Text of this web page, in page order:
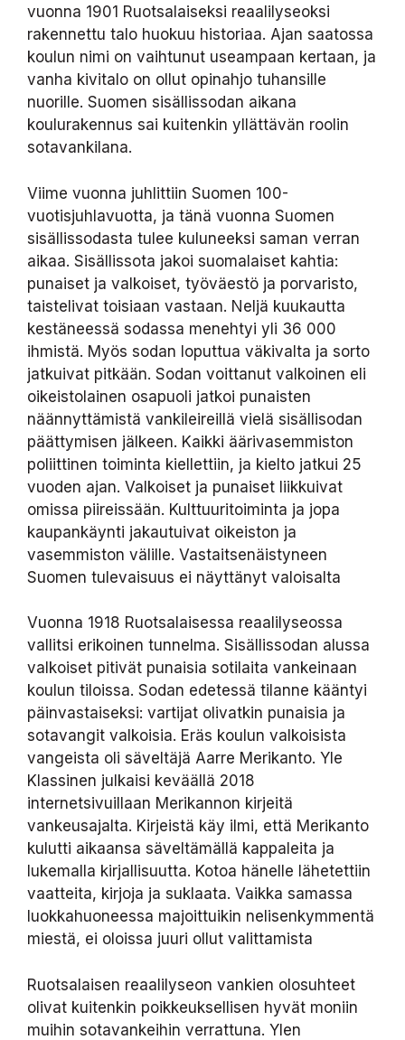
vuonna 1901 Ruotsalaiseksi reaalilyseoksi
rakennettu talo huokuu historiaa. Ajan saatossa
koulun nimi on vaihtunut useampaan kertaan, ja
vanha kivitalo on ollut opinahjo tuhansille
nuorille. Suomen sisällissodan aikana
koulurakennus sai kuitenkin yllättävän roolin
sotavankilana.
Viime vuonna juhlittiin Suomen 100-
vuotisjuhlavuotta, ja tänä vuonna Suomen
sisällissodasta tulee kuluneeksi saman verran
aikaa. Sisällissota jakoi suomalaiset kahtia:
punaiset ja valkoiset, työväestö ja porvaristo,
taistelivat toisiaan vastaan. Neljä kuukautta
kestäneessä sodassa menehtyi yli 36 000
ihmistä. Myös sodan loputtua väkivalta ja sorto
jatkuivat pitkään. Sodan voittanut valkoinen eli
oikeistolainen osapuoli jatkoi punaisten
näännyttämistä vankileireillä vielä sisällisodan
päättymisen jälkeen. Kaikki äärivasemmiston
poliittinen toiminta kiellettiin, ja kielto jatkui 25
vuoden ajan. Valkoiset ja punaiset liikkuivat
omissa piireissään. Kulttuuritoiminta ja jopa
kaupankäynti jakautuivat oikeiston ja
vasemmiston välille. Vastaitsenäistyneen
Suomen tulevaisuus ei näyttänyt valoisalta
Vuonna 1918 Ruotsalaisessa reaalilyseossa
vallitsi erikoinen tunnelma. Sisällissodan alussa
valkoiset pitivät punaisia sotilaita vankeinaan
koulun tiloissa. Sodan edetessä tilanne kääntyi
päinvastaiseksi: vartijat olivatkin punaisia ja
sotavangit valkoisia. Eräs koulun valkoisista
vangeista oli säveltäjä Aarre Merikanto. Yle
Klassinen julkaisi keväällä 2018
internetsivuillaan Merikannon kirjeitä
vankeusajalta. Kirjeistä käy ilmi, että Merikanto
kulutti aikaansa säveltämällä kappaleita ja
lukemalla kirjallisuutta. Kotoa hänelle lähetettiin
vaatteita, kirjoja ja suklaata. Vaikka samassa
luokkahuoneessa majoittuikin nelisenkymmentä
miestä, ei oloissa juuri ollut valittamista
Ruotsalaisen reaalilyseon vankien olosuhteet
olivat kuitenkin poikkeuksellisen hyvät moniin
muihin sotavankeihin verrattuna. Ylen